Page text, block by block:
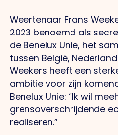
Weertenaar Frans
2023 benoemd als
de Benelux Unie, het
tussen België,
Weekers heeft een
ambitie voor zijn
Benelux Unie: “Ik wil
grensoverschrijdende
realiseren.”